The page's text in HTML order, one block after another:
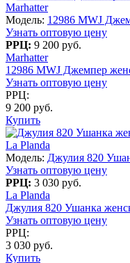
Marhatter
Модель: 12986 MWJ
Узнать оптовую цену
РРЦ: 9 200 руб.
Marhatter
12986 MWJ Джемпер
Узнать оптовую цену
РРЦ:
9 200 руб.
Купить
La Planda
Модель: Джулия 820
Узнать оптовую цену
РРЦ: 3 030 руб.
La Planda
Джулия 820 Ушанка
Узнать оптовую цену
РРЦ:
3 030 руб.
Купить